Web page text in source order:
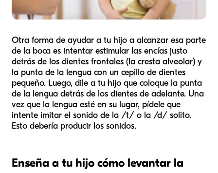
Otra forma de ayudar a tu hijo a alcanzar esa parte
de la boca es intentar estimular las encías justo
detrás de los dientes frontales (la cresta alveolar) y
la punta de la lengua con un cepillo de dientes
pequeño. Luego, dile a tu hijo que coloque la punta
de la lengua detrás de los dientes de adelante. Una
vez que la lengua esté en su lugar, pídele que
intente imitar el sonido de la /t/ o la /d/ solito.
Esto debería producir los sonidos.
Enseña a tu hijo cómo levantar la